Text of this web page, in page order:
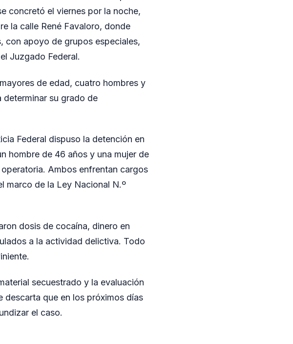
concretó el viernes por la noche,
la calle René Favaloro, donde
con apoyo de grupos especiales,
Juzgado Federal.
de edad, cuatro hombres y
determinar su grado de
Federal dispuso la detención en
hombre de 46 años y una mujer de
Ambos enfrentan cargos
marco de la Ley Nacional N.º
dosis de cocaína, dinero en
a la actividad delictiva. Todo
secuestrado y la evaluación
descarta que en los próximos días
el caso.